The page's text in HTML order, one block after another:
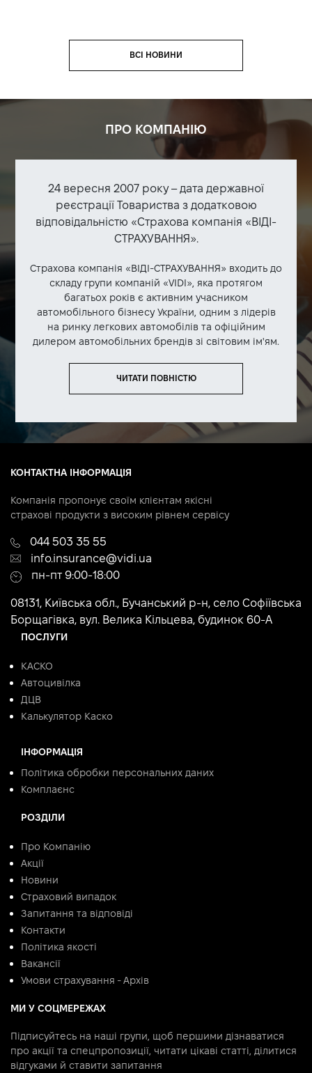
ВСІ НОВИНИ
ПРО КОМПАНІЮ
24 вересня 2007 року – дата державної
реєстрації Товариства з додатковою
відповідальністю «Страхова компанія «ВІДІ-
СТРАХУВАННЯ».
Страхова компанія «ВІДІ-СТРАХУВАННЯ» входить до
складу групи компаній «VIDI», яка протягом
багатьох років є активним учасником
автомобільного бізнесу України, одним з лідерів
на ринку легкових автомобілів та офіційним
дилером автомобільних брендів зі світовим ім'ям.
ЧИТАТИ ПОВНІСТЮ
КОНТАКТНА ІНФОРМАЦІЯ
Компанія пропонує своїм клієнтам якісні
страхові продукти з високим рівнем сервісу
044 503 35 55
info.insurance@vidi.ua
пн-пт 9:00-18:00
08131, Київська обл., Бучанський р-н, село Софіївська
Борщагівка, вул. Велика Кільцева, будинок 60-А
ПОСЛУГИ
КАСКО
Автоцивілка
ДЦВ
Калькулятор Каско
ІНФОРМАЦІЯ
Політика обробки персональних даних
Комплаєнс
РОЗДІЛИ
Про Компанію
Акції
Новини
Страховий випадок
Запитання та відповіді
Контакти
Політика якості
Вакансії
Умови страхування - Архів
МИ У СОЦМЕРЕЖАХ
Підписуйтесь на наші групи, щоб першими дізнаватися
про акції та спецпропозиції, читати цікаві статті, ділитися
відгуками й ставити запитання